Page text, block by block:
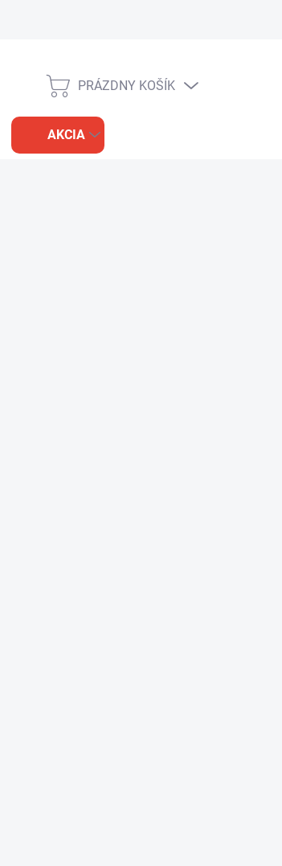
NÁKUPNÝ
PRÁZDNY KOŠÍK
AKCIA